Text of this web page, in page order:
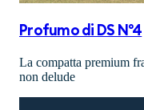
Profumo di DS N°4
La compatta premium
non delude